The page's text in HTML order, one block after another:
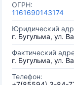
ОГРН:
1161690143174
Юридический
г. Бугульма, ул.
Фактический
г. Бугульма, ул.
Телефон: